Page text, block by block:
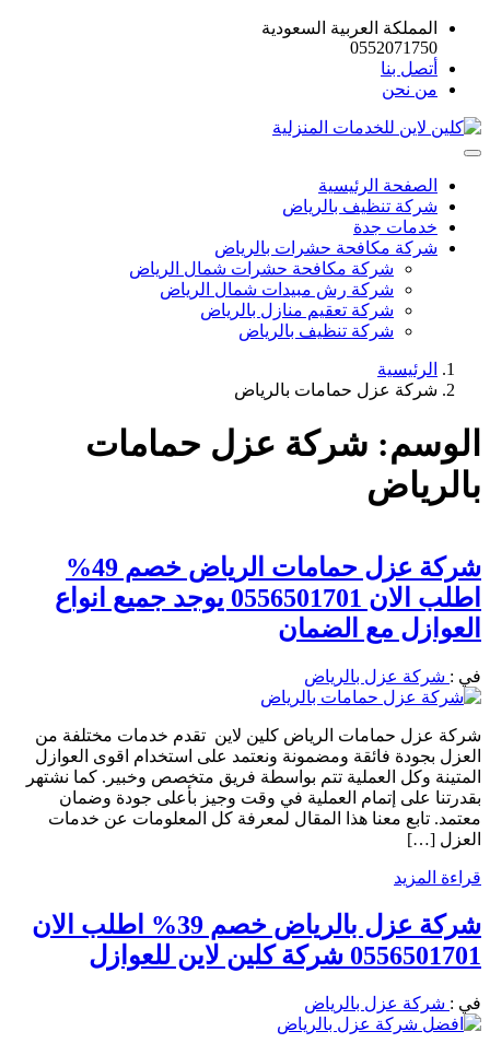
المملكة العربية السعودية
0552071750
أتصل بنا
من نحن
الصفحة الرئيسية
شركة تنظيف بالرياض
خدمات جدة
شركة مكافحة حشرات بالرياض
شركة مكافحة حشرات شمال الرياض
شركة رش مبيدات شمال الرياض
شركة تعقيم منازل بالرياض
شركة تنظيف بالرياض
الرئيسية
شركة عزل حمامات بالرياض
الوسم: شركة عزل حمامات
بالرياض
شركة عزل حمامات الرياض خصم 49%
اطلب الان 0556501701 يوجد جميع انواع
العوازل مع الضمان
في : شركة عزل بالرياض
شركة عزل حمامات الرياض كلين لاين تقدم خدمات مختلفة من
العزل بجودة فائقة ومضمونة ونعتمد على استخدام اقوى العوازل
المتينة وكل العملية تتم بواسطة فريق متخصص وخبير. كما نشتهر
بقدرتنا على إتمام العملية في وقت وجيز بأعلى جودة وضمان
معتمد. تابع معنا هذا المقال لمعرفة كل المعلومات عن خدمات
العزل […]
قراءة المزيد
شركة عزل بالرياض خصم 39% اطلب الان
0556501701 شركة كلين لاين للعوازل
في : شركة عزل بالرياض